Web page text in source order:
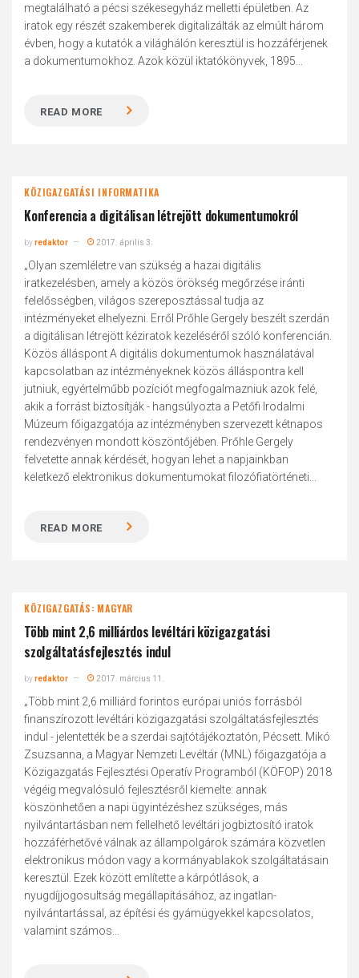
megtalálható a pécsi székesegyház melletti épületben. Az
iratok egy részét szakemberek digitalizálták az elmúlt három
évben, hogy a kutatók a világhálón keresztül is hozzáférjenek
a dokumentumokhoz. Azok közül iktatókönyvek, 1895...
READ MORE
KÖZIGAZGATÁSI INFORMATIKA
Konferencia a digitálisan létrejött dokumentumokról
byredaktor 2017. április 3.
„Olyan szemléletre van szükség a hazai digitális
iratkezelésben, amely a közös örökség megőrzése iránti
felelősségben, világos szereposztással tudja az
intézményeket elhelyezni. Erről Prőhle Gergely beszélt szerdán
a digitálisan létrejött kéziratok kezeléséről szóló konferencián.
Közös álláspont A digitális dokumentumok használatával
kapcsolatban az intézményeknek közös álláspontra kell
jutniuk, egyértelműbb pozíciót megfogalmazniuk azok felé,
akik a forrást biztosítják - hangsúlyozta a Petőfi Irodalmi
Múzeum főigazgatója az intézményben szervezett kétnapos
rendezvényen mondott köszöntőjében. Prőhle Gergely
felvetette annak kérdését, hogyan lehet a napjainkban
keletkező elektronikus dokumentumokat filozófiatörténeti...
READ MORE
KÖZIGAZGATÁS: MAGYAR
Több mint 2,6 milliárdos levéltári közigazgatási
szolgáltatásfejlesztés indul
byredaktor 2017. március 11.
„Több mint 2,6 milliárd forintos európai uniós forrásból
finanszírozott levéltári közigazgatási szolgáltatásfejlesztés
indul - jelentették be a szerdai sajtótájékoztatón, Pécsett. Mikó
Zsuzsanna, a Magyar Nemzeti Levéltár (MNL) főigazgatója a
Közigazgatás Fejlesztési Operatív Programból (KÖFOP) 2018
végéig megvalósuló fejlesztésről kiemelte: annak
köszönhetően a napi ügyintézéshez szükséges, más
nyilvántartásban nem fellelhető levéltári jogbiztosító iratok
hozzáférhetővé válnak az állampolgárok számára közvetlen
elektronikus módon vagy a kormányablakok szolgáltatásain
keresztül. Ezek között említette a kárpótlások, a
nyugdíjjogosultság megállapításához, az ingatlan-
nyilvántartással, az építési és gyámügyekkel kapcsolatos,
valamint számos...